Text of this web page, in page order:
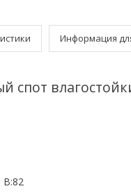
Информация
спот